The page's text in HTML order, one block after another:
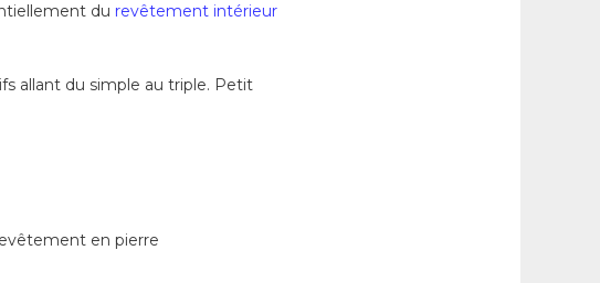
du revêtement intérieur
allant du simple au triple. Petit
en pierre